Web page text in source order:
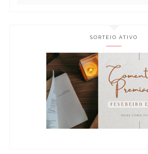
SORTEIO ATIVO